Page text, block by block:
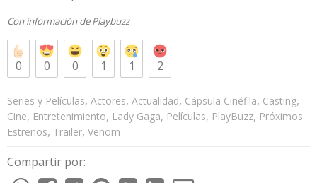
Con información dePlaybuzz
0 0 0 1 1 2
Series y Películas, Actores, Actualidad, Cápsula Cinéfila, Casting,
Cine, Entretenimiento, Lady Gaga, Películas, PlayBuzz, Próximos
Estrenos, Trailer, Venom
Compartir por: